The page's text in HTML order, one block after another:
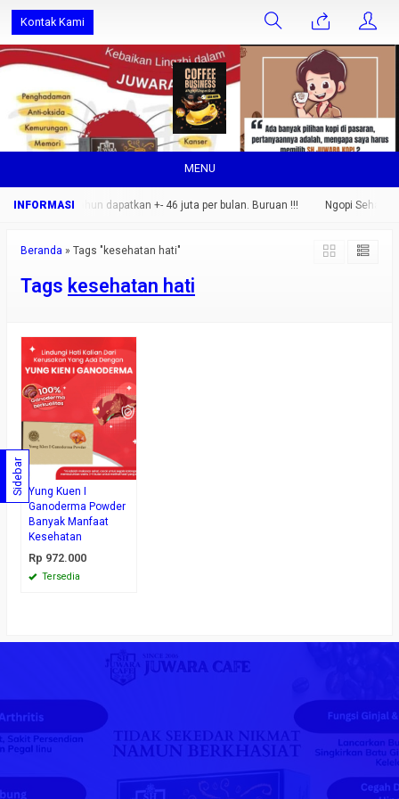
Kontak Kami
MENU
saja.. setahun dapatkan +- 46 juta per bulan. Buruan !!! Ngopi Sehat
Beranda » Tags "kesehatan hati"
Tags kesehatan hati
Yung Kuen I
Ganoderma Powder
Banyak Manfaat
Kesehatan
Rp 972.000
Tersedia
Sidebar